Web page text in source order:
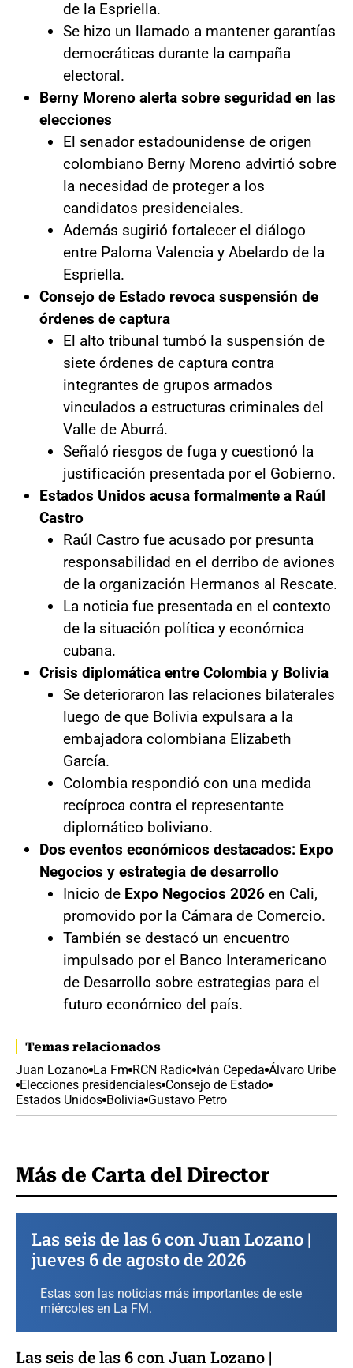
de la Espriella.
Se hizo un llamado a mantener garantías
democráticas durante la campaña
electoral.
Berny Moreno alerta sobre seguridad en las
elecciones
El senador estadounidense de origen
colombiano Berny Moreno advirtió sobre
la necesidad de proteger a los
candidatos presidenciales.
Además sugirió fortalecer el diálogo
entre Paloma Valencia y Abelardo de la
Espriella.
Consejo de Estado revoca suspensión de
órdenes de captura
El alto tribunal tumbó la suspensión de
siete órdenes de captura contra
integrantes de grupos armados
vinculados a estructuras criminales del
Valle de Aburrá.
Señaló riesgos de fuga y cuestionó la
justificación presentada por el Gobierno.
Estados Unidos acusa formalmente a Raúl
Castro
Raúl Castro fue acusado por presunta
responsabilidad en el derribo de aviones
de la organización Hermanos al Rescate.
La noticia fue presentada en el contexto
de la situación política y económica
cubana.
Crisis diplomática entre Colombia y Bolivia
Se deterioraron las relaciones bilaterales
luego de que Bolivia expulsara a la
embajadora colombiana Elizabeth
García.
Colombia respondió con una medida
recíproca contra el representante
diplomático boliviano.
Dos eventos económicos destacados: Expo
Negocios y estrategia de desarrollo
Inicio de Expo Negocios 2026 en Cali,
promovido por la Cámara de Comercio.
También se destacó un encuentro
impulsado por el Banco Interamericano
de Desarrollo sobre estrategias para el
futuro económico del país.
Temas relacionados
Juan Lozano La Fm RCN Radio Iván Cepeda Álvaro Uribe
Elecciones presidenciales Consejo de Estado
Estados Unidos Bolivia Gustavo Petro
Más de Carta del Director
Las seis de las 6 con Juan Lozano |
jueves 6 de agosto de 2026
Estas son las noticias más importantes de este
miércoles en La FM.
Las seis de las 6 con Juan Lozano |